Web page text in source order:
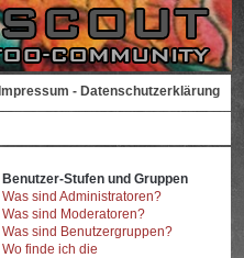
Impressum - Datenschutzerklärung
Benutzer-Stufen und Gruppen
Was sind Administratoren?
Was sind Moderatoren?
Was sind Benutzergruppen?
Wo finde ich die